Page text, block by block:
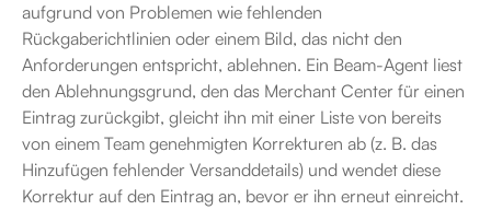
aufgrund von Problemen wie fehlenden
Rückgaberichtlinien oder einem Bild, das nicht den
Anforderungen entspricht, ablehnen. Ein Beam-Agent liest
den Ablehnungsgrund, den das Merchant Center für einen
Eintrag zurückgibt, gleicht ihn mit einer Liste von bereits
von einem Team genehmigten Korrekturen ab (z. B. das
Hinzufügen fehlender Versanddetails) und wendet diese
Korrektur auf den Eintrag an, bevor er ihn erneut einreicht.